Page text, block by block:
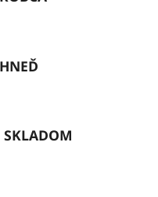
SKLADOM